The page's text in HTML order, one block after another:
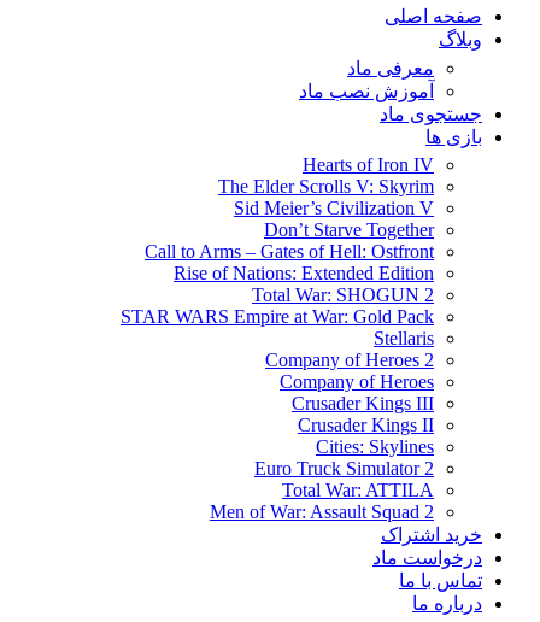
صفحه اصلی
وبلاگ
معرفی ماد
آموزش نصب ماد
جستجوی ماد
بازی ها
Hearts of Iron IV
The Elder Scrolls V: Skyrim
Sid Meier’s Civilization V
Don’t Starve Together
Call to Arms – Gates of Hell: Ostfront
Rise of Nations: Extended Edition
Total War: SHOGUN 2
STAR WARS Empire at War: Gold Pack
Stellaris
Company of Heroes 2
Company of Heroes
Crusader Kings III
Crusader Kings II
Cities: Skylines
Euro Truck Simulator 2
Total War: ATTILA
Men of War: Assault Squad 2
خرید اشتراک
درخواست ماد
تماس با ما
درباره ما